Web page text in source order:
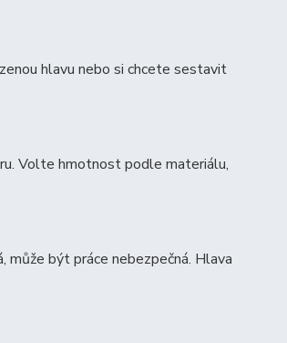
hlavu nebo si chcete sestavit
Volte hmotnost podle materiálu,
může být práce nebezpečná. Hlava